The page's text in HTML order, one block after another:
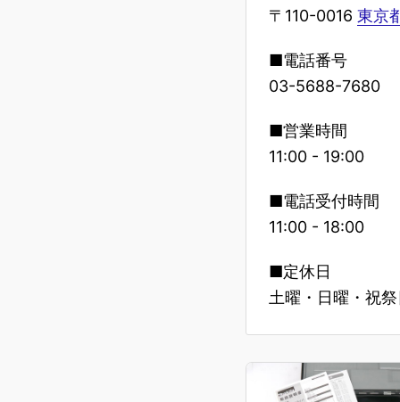
〒110-0016 東京
■電話番号
03-5688-7680
■営業時間
11:00 - 19:00
■電話受付時間
11:00 - 18:00
■定休日
土曜・日曜・祝